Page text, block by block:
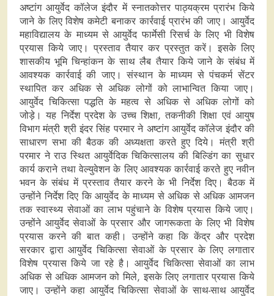
अष्टांग आयुर्वेद कॉलेज इंदौर में स्नातकोत्तर पाठ्यक्रम प्रारंभ किये
जाने के लिए विशेष कमेटी बनाकर कार्रवाई प्रारंभ की जाए। आयुर्वेद
महाविद्यालय के माध्यम से आयुर्वेद फार्मेसी रिसर्च के लिए भी विशेष
प्रयास किये जाए। प्रस्ताव तैयार कर प्रस्तुत करें। इसके लिए
शासकीय भूमि चिन्हांकन के साथ लैब तैयार किये जाने के संबंध में
आवश्यक कार्रवाई की जाए। संस्थान के माध्यम से पंचकर्म सेंटर
स्थापित कर अधिक से अधिक लोगों को लाभान्वित किया जाए।
आयुर्वेद चिकित्सा पद्धति के महत्व से अधिक से अधिक लोगों को
जोड़े। यह निर्देश प्रदेश के उच्च शिक्षा, तकनीकी शिक्षा एवं आयुष
विभाग मंत्री श्री इंदर सिंह परमार ने अष्टांग आयुर्वेद कॉलेज इंदौर की
साधारण सभा की बैठक की अध्यक्षता करते हुए दिये। मंत्री श्री
परमार ने राउ स्थित आयुर्वेदिक चिकित्सालय की बिल्डिंग का सुधार
कार्य कराने तथा वेल्युवेशन के लिए आवश्यक कार्रवाई करते हुए नवीन
भवन के संबंध में प्रस्ताव तैयार करने के भी निर्देश दिए। बैठक में
उन्होंने निर्देश दिए कि आयुर्वेद के माध्यम से अधिक से अधिक आमजन
तक स्वास्थ्य सेवाओं का लाभ पहुंचाने के विशेष प्रयास किये जाए।
उन्होंने आयुर्वेद सेवाओं के प्रसार और जागरूकता के लिए भी विशेष
प्रयास करने की बात कही। उन्होंने कहा कि केंद्र और प्रदेश
सरकार द्वारा आयुर्वेद चिकित्सा सेवाओं के प्रसार के लिए लगातार
विशेष प्रयास किये जा रहे है। आयुर्वेद चिकित्सा सेवाओं का लाभ
अधिक से अधिक आमजन को मिले, इसके लिए लगातार प्रयास किये
जाए। उन्होंने कहा आयुर्वेद चिकित्सा सेवाओं के साथ-साथ आयुर्वेद